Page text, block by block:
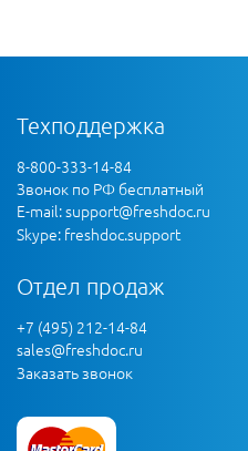
Техподдержка
8-800-333-14-84
Звонок по РФ бесплатный
E-mail:support@freshdoc.ru
Skype: freshdoc.support
Отдел продаж
+7 (495) 212-14-84
sales@freshdoc.ru
Заказать звонок